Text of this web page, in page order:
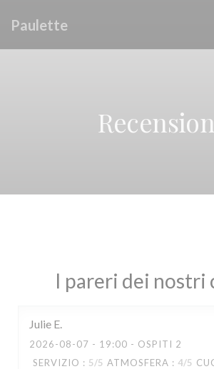
Paulette
I pareri dei nostri
Julie E
2026-08-07 - 19:00 - OSPITI 2
SERVIZIO : 5/5 ATMOSFERA : 4/5